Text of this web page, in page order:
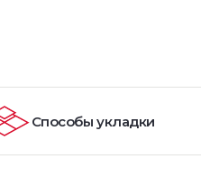
Способы укладки